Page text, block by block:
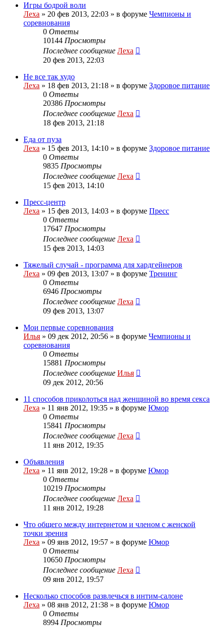
Игры бодрой воли
Леха » 20 фев 2013, 22:03 » в форуме Чемпионы и
соревнования
0 Ответы
10144 Просмотры
Последнее сообщение Леха
20 фев 2013, 22:03
Не все так худо
Леха » 18 фев 2013, 21:18 » в форуме Здоровое питание
0 Ответы
20386 Просмотры
Последнее сообщение Леха
18 фев 2013, 21:18
Еда от пуза
Леха » 15 фев 2013, 14:10 » в форуме Здоровое питание
0 Ответы
9835 Просмотры
Последнее сообщение Леха
15 фев 2013, 14:10
Пресс-центр
Леха » 15 фев 2013, 14:03 » в форуме Пресс
0 Ответы
17647 Просмотры
Последнее сообщение Леха
15 фев 2013, 14:03
Тяжелый случай - программа для хардгейнеров
Леха » 09 фев 2013, 13:07 » в форуме Тренинг
0 Ответы
6946 Просмотры
Последнее сообщение Леха
09 фев 2013, 13:07
Мои первые соревнования
Илья » 09 дек 2012, 20:56 » в форуме Чемпионы и
соревнования
0 Ответы
15881 Просмотры
Последнее сообщение Илья
09 дек 2012, 20:56
11 способов приколоться над женщиной во время секса
Леха » 11 янв 2012, 19:35 » в форуме Юмор
0 Ответы
15841 Просмотры
Последнее сообщение Леха
11 янв 2012, 19:35
Объявления
Леха » 11 янв 2012, 19:28 » в форуме Юмор
0 Ответы
10219 Просмотры
Последнее сообщение Леха
11 янв 2012, 19:28
Что общего между интернетом и членом с женской
точки зрения
Леха » 09 янв 2012, 19:57 » в форуме Юмор
0 Ответы
10650 Просмотры
Последнее сообщение Леха
09 янв 2012, 19:57
Несколько способов развлечься в интим-салоне
Леха » 08 янв 2012, 21:38 » в форуме Юмор
0 Ответы
8994 Просмотры